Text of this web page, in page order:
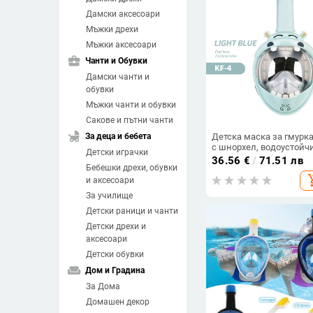
Дамски аксесоари
Мъжки дрехи
Мъжки аксесоари
business_center Чанти и Обувки
Дамски чанти и
обувки
Мъжки чанти и обувки
Сакове и пътни чанти
child_friendly За деца и бебета
Детски играчки
Бебешки дрехи, обувки
и аксесоари
За училище
Детски раници и чанти
Детски дрехи и
аксесоари
Детски обувки
weekend Дом и Градина
За Дома
Домашен декор
Детска маска за
с шнорхел,
против замъгляване,
изцяло сухи водолазни
очила, екипировка за
36.56 € / 71.51 лв